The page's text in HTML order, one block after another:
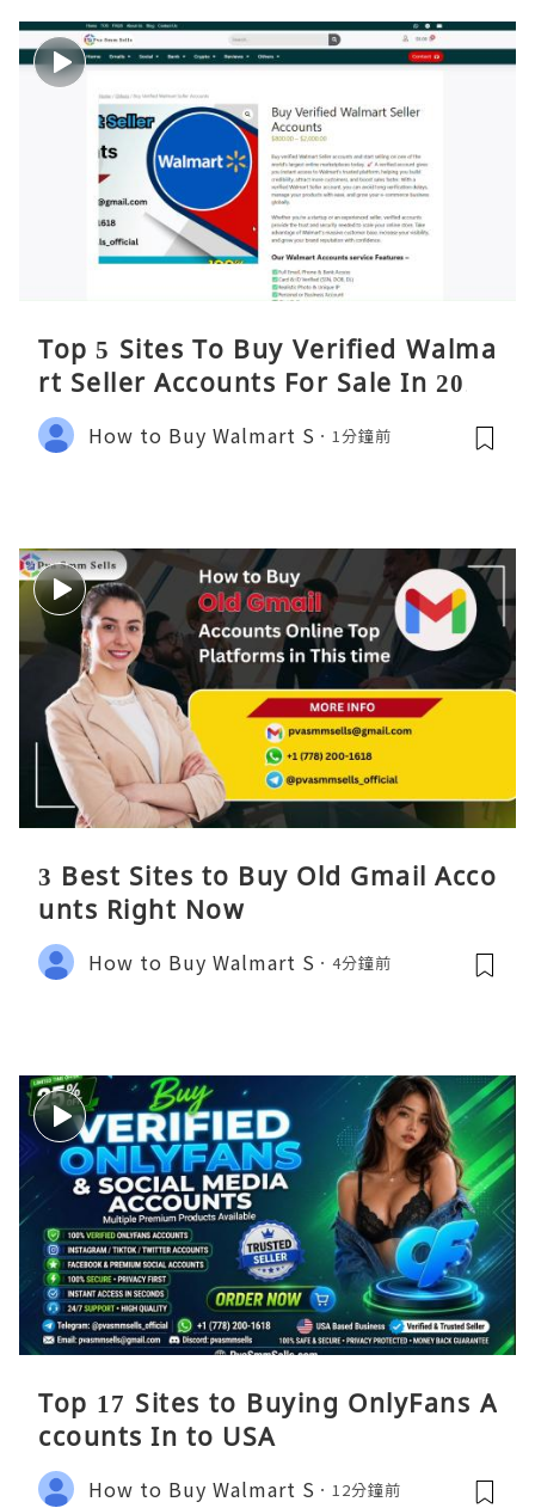
Top 5 Sites To Buy Verified Walma
rt Seller Accounts For Sale In 2026
How to Buy Walmart S 1分鐘前
3 Best Sites to Buy Old Gmail Acco
unts Right Now
How to Buy Walmart S 4分鐘前
Top 17 Sites to Buying OnlyFans A
ccounts In to USA
How to Buy Walmart S 12分鐘前